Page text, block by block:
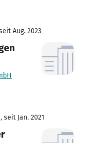
Aug. 2023
seit Jan. 2021